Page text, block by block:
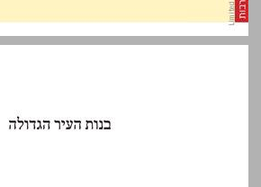
בנות העיר הגדולה: סקס, רומנטיקה ופמיניזם ... 0